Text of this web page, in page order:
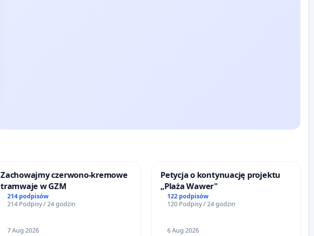
Zachowajmy czerwono-kremowe
tramwaje w GZM
214 podpisów
214 Podpisy / 24 godzin
7 Aug 2026
Petycja o kontynuację projektu
„Plaża Wawer"
122 podpisów
120 Podpisy / 24 godzin
6 Aug 2026